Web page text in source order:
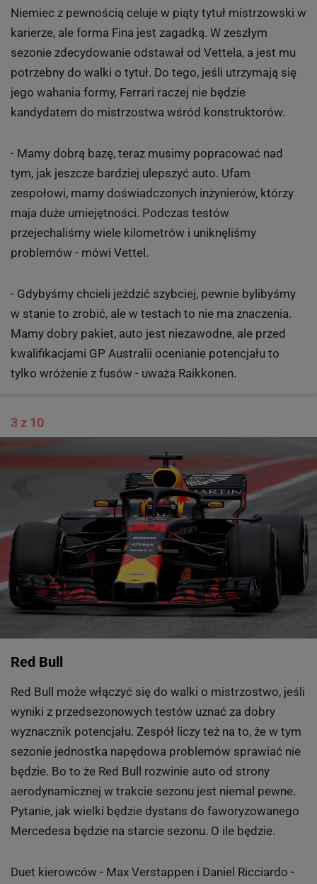
Niemiec z pewnością celuje w piąty tytuł mistrzowski w
karierze, ale forma Fina jest zagadką. W zeszłym
sezonie zdecydowanie odstawał od Vettela, a jest mu
potrzebny do walki o tytuł. Do tego, jeśli utrzymają się
jego wahania formy, Ferrari raczej nie będzie
kandydatem do mistrzostwa wśród konstruktorów.
- Mamy dobrą bazę, teraz musimy popracować nad
tym, jak jeszcze bardziej ulepszyć auto. Ufam
zespołowi, mamy doświadczonych inżynierów, którzy
maja duże umiejętności. Podczas testów
przejechaliśmy wiele kilometrów i uniknęliśmy
problemów - mówi Vettel.
- Gdybyśmy chcieli jeździć szybciej, pewnie bylibyśmy
w stanie to zrobić, ale w testach to nie ma znaczenia.
Mamy dobry pakiet, auto jest niezawodne, ale przed
kwalifikacjami GP Australii ocenianie potencjału to
tylko wróżenie z fusów - uważa Raikkonen.
3 z 10
Red Bull
Red Bull może włączyć się do walki o mistrzostwo, jeśli
wyniki z przedsezonowych testów uznać za dobry
wyznacznik potencjału. Zespół liczy też na to, że w tym
sezonie jednostka napędowa problemów sprawiać nie
będzie. Bo to że Red Bull rozwinie auto od strony
aerodynamicznej w trakcie sezonu jest niemal pewne.
Pytanie, jak wielki będzie dystans do faworyzowanego
Mercedesa będzie na starcie sezonu. O ile będzie.
Duet kierowców - Max Verstappen i Daniel Ricciardo -